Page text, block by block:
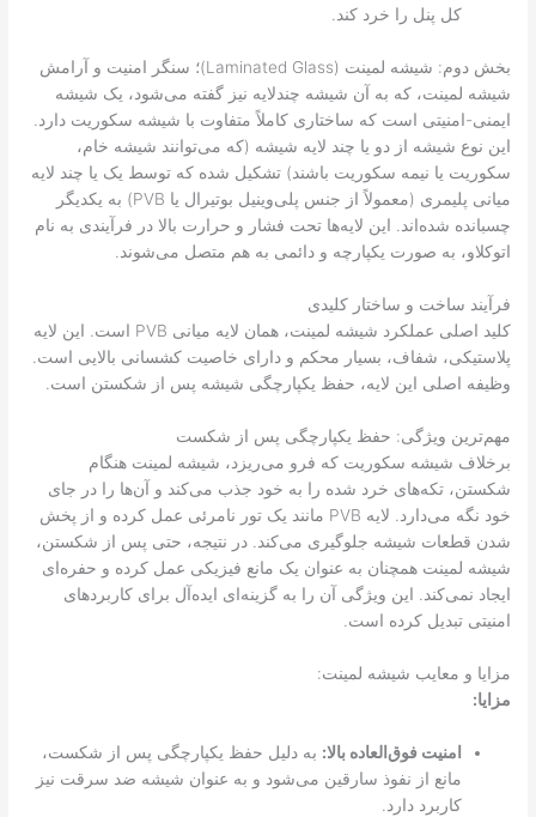
کل پنل را خرد کند.
بخش دوم: شیشه لمینت (Laminated Glass)؛ سنگر امنیت و آرامش
شیشه لمینت، که به آن شیشه چندلایه نیز گفته می‌شود، یک شیشه
ایمنی-امنیتی است که ساختاری کاملاً متفاوت با شیشه سکوریت دارد.
این نوع شیشه از دو یا چند لایه شیشه (که می‌توانند شیشه خام،
سکوریت یا نیمه سکوریت باشند) تشکیل شده که توسط یک یا چند لایه
میانی پلیمری (معمولاً از جنس پلی‌وینیل بوتیرال یا PVB) به یکدیگر
چسبانده شده‌اند. این لایه‌ها تحت فشار و حرارت بالا در فرآیندی به نام
اتوکلاو، به صورت یکپارچه و دائمی به هم متصل می‌شوند.
فرآیند ساخت و ساختار کلیدی
کلید اصلی عملکرد شیشه لمینت، همان لایه میانی PVB است. این لایه
پلاستیکی، شفاف، بسیار محکم و دارای خاصیت کشسانی بالایی است.
وظیفه اصلی این لایه، حفظ یکپارچگی شیشه پس از شکستن است.
مهم‌ترین ویژگی: حفظ یکپارچگی پس از شکست
برخلاف شیشه سکوریت که فرو می‌ریزد، شیشه لمینت هنگام
شکستن، تکه‌های خرد شده را به خود جذب می‌کند و آن‌ها را در جای
خود نگه می‌دارد. لایه PVB مانند یک تور نامرئی عمل کرده و از پخش
شدن قطعات شیشه جلوگیری می‌کند. در نتیجه، حتی پس از شکستن،
شیشه لمینت همچنان به عنوان یک مانع فیزیکی عمل کرده و حفره‌ای
ایجاد نمی‌کند. این ویژگی آن را به گزینه‌ای ایده‌آل برای کاربردهای
امنیتی تبدیل کرده است.
مزایا و معایب شیشه لمینت:
مزایا:
امنیت فوق‌العاده بالا: به دلیل حفظ یکپارچگی پس از شکست،
مانع از نفوذ سارقین می‌شود و به عنوان شیشه ضد سرقت نیز
کاربرد دارد.